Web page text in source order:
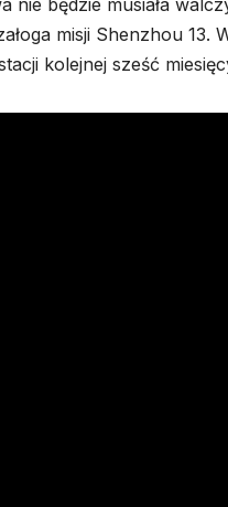
nie będzie musiała
misji Shenzhou 13.
kolejnej sześć